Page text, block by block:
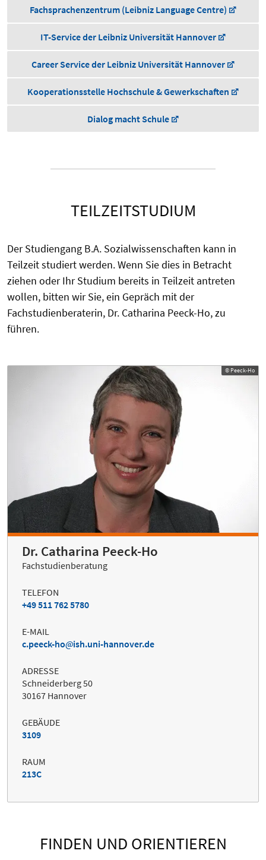
Fachsprachenzentrum (Leibniz Language Centre)
IT-Service der Leibniz Universität Hannover
Career Service der Leibniz Universität Hannover
Kooperationsstelle Hochschule & Gewerkschaften
Dialog macht Schule
TEILZEITSTUDIUM
Der Studiengang B.A. Sozialwissenschaften kann in
Teilzeit studiert werden. Wenn Sie dies in Betracht
ziehen oder Ihr Studium bereits in Teilzeit antreten
wollen, bitten wir Sie, ein Gepräch mit der
Fachstudienberaterin, Dr. Catharina Peeck-Ho, zu
führen.
© Peeck-Ho
Dr. Catharina Peeck-Ho
Fachstudienberatung
TELEFON
+49 511 762 5780
E-MAIL
c.peeck-ho
ish.uni-hannover.de
ADRESSE
Schneiderberg 50
30167 Hannover
GEBÄUDE
3109
RAUM
213C
FINDEN UND ORIENTIEREN